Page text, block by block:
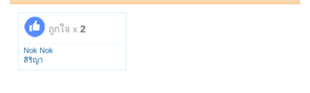
ถูกใจ x 2
Nok Nok
สิริญา